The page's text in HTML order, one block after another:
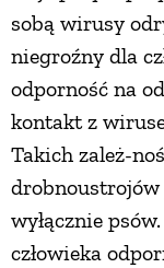
sobą wirusy
niegroźny dla
odporność na
kontakt z
Takich zależ-
drobnoustrojów
wyłącznie
człowieka